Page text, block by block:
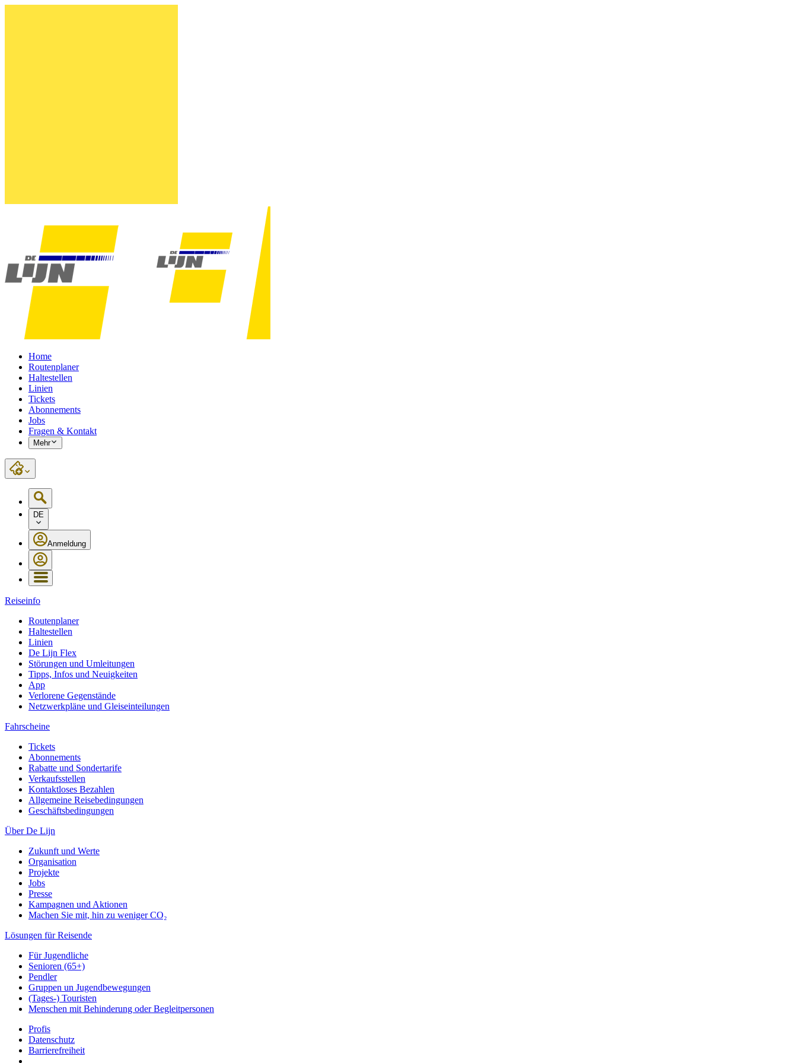
Home
Routenplaner
Haltestellen
Linien
Tickets
Abonnements
Jobs
Fragen & Kontakt
Mehr
DE
Anmeldung
Reiseinfo
Routenplaner
Haltestellen
Linien
De Lijn Flex
Störungen und Umleitungen
Tipps, Infos und Neuigkeiten
App
Verlorene Gegenstände
Netzwerkpläne und Gleiseinteilungen
Fahrscheine
Tickets
Abonnements
Rabatte und Sondertarife
Verkaufsstellen
Kontaktloses Bezahlen
Allgemeine Reisebedingungen
Geschäftsbedingungen
Über De Lijn
Zukunft und Werte
Organisation
Projekte
Jobs
Presse
Kampagnen und Aktionen
Machen Sie mit, hin zu weniger CO₂
Lösungen für Reisende
Für Jugendliche
Senioren (65+)
Pendler
Gruppen un Jugendbewegungen
(Tages-) Touristen
Menschen mit Behinderung oder Begleitpersonen
Profis
Datenschutz
Barrierefreiheit